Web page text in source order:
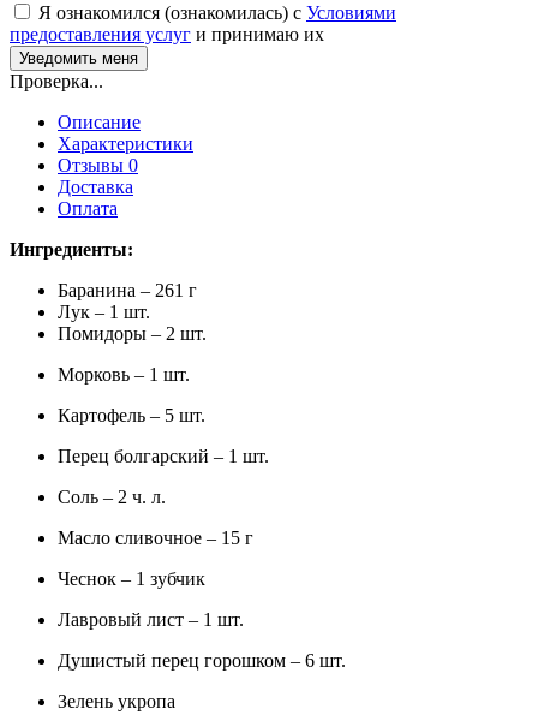
Я ознакомился (ознакомилась) с Условиями
предоставления услуг и принимаю их
Проверка...
Описание
Характеристики
Отзывы 0
Доставка
Оплата
Ингредиенты:
Баранина – 261 г
Лук – 1 шт.
Помидоры – 2 шт.
Морковь – 1 шт.
Картофель – 5 шт.
Перец болгарский – 1 шт.
Соль – 2 ч. л.
Масло сливочное – 15 г
Чеснок – 1 зубчик
Лавровый лист – 1 шт.
Душистый перец горошком – 6 шт.
Зелень укропа